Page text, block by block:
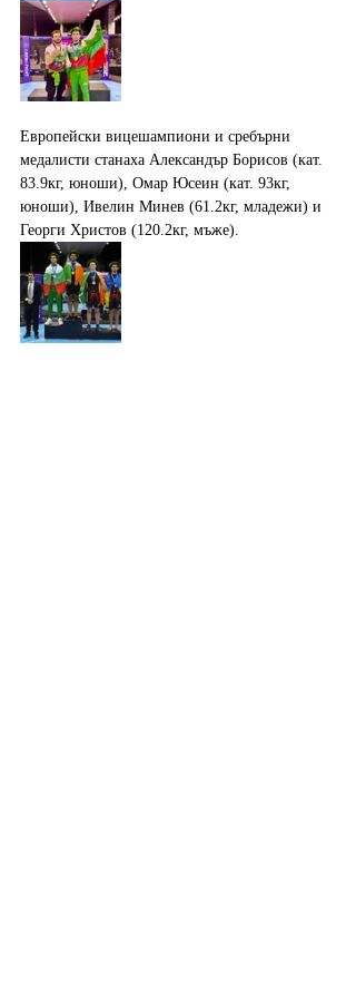
Европейски вицешампиони и сребърни
медалисти станаха Александър Борисов (кат.
83.9кг, юноши), Омар Юсеин (кат. 93кг,
юноши), Ивелин Минев (61.2кг, младежи) и
Георги Христов (120.2кг, мъже).